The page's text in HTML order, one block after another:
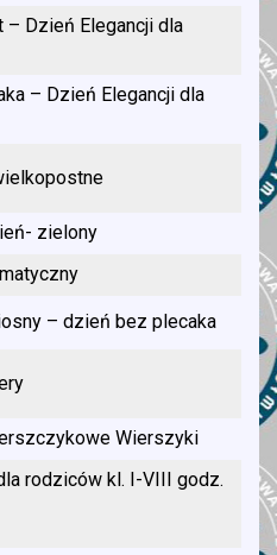
– Dzień Elegancji dla
– Dzień Elegancji dla
zielony
– dzień bez plecaka
Wierszyki
rodziców kl. I-VIII godz.